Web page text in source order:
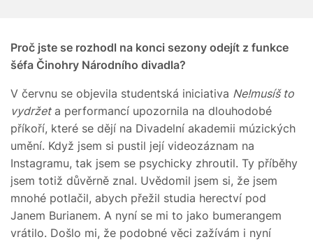
Proč jste se rozhodl na konci sezony odejít z funkce
šéfa Činohry Národního divadla?
V červnu se objevila studentská iniciativa Ne!musíš to
vydržeta performancí upozornila na dlouhodobé
příkoří, které se dějí na Divadelní akademii múzických
umění. Když jsem si pustil její videozáznam na
Instagramu, tak jsem se psychicky zhroutil. Ty příběhy
jsem totiž důvěrně znal. Uvědomil jsem si, že jsem
mnohé potlačil, abych přežil studia herectví pod
Janem Burianem. A nyní se mi to jako bumerangem
vrátilo. Došlo mi, že podobné věci zažívám i nyní